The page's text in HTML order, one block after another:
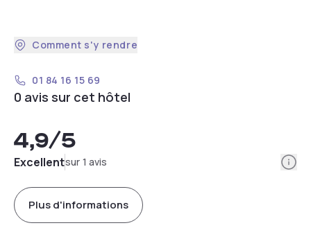
Comment s'y rendre
01 84 16 15 69
0 avis sur cet hôtel
4,9/5
Excellentsur 1 avis
Plus d'informations